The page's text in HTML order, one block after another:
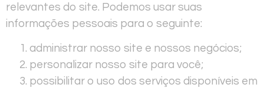
relevantes do site. Podemos usar suas
informações pessoais para o seguinte:
administrar nosso site e nossos negócios;
personalizar nosso site para você;
possibilitar o uso dos serviços disponíveis em